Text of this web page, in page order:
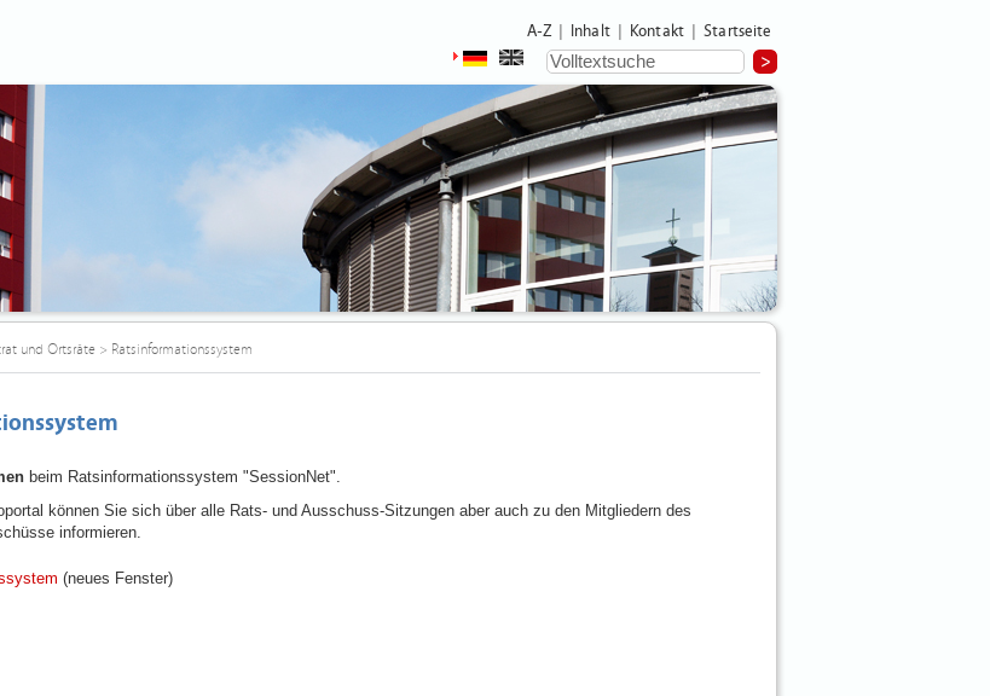
A-Z Inhalt Kontakt Startseite
und Ortsräte> Ratsinformationssystem
beim Ratsinformationssystem "SessionNet".
können Sie sich über alle Rats- und Ausschuss-Sitzungen aber auch zu den Mitgliedern des
informieren.
(neues Fenster)